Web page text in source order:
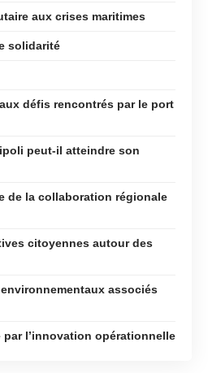
aux crises maritimes
solidarité
défis rencontrés par le port
peut-il atteindre son
de la collaboration régionale
citoyennes autour des
associés
par l’innovation opérationnelle